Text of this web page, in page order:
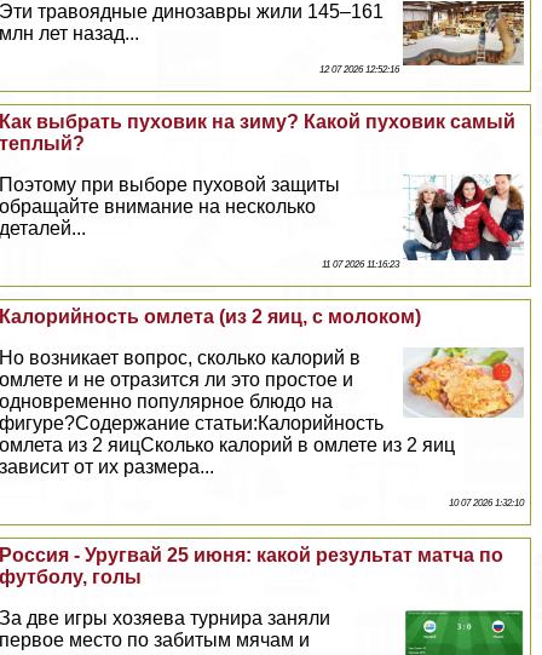
Эти травоядные динозавры жили 145–161
млн лет назад...
12 07 2026 12:52:16
Как выбрать пуховик на зиму? Какой пуховик самый
теплый?
Поэтому при выборе пуховой защиты
обращайте внимание на несколько
деталей...
11 07 2026 11:16:23
Калорийность омлета (из 2 яиц, с молоком)
Но возникает вопрос, сколько калорий в
омлете и не отразится ли это простое и
одновременно популярное блюдо на
фигуре?Содержание статьи:Калорийность
омлета из 2 яицСколько калорий в омлете из 2 яиц
зависит от их размера...
10 07 2026 1:32:10
Россия - Уругвай 25 июня: какой результат матча по
футболу, голы
За две игры хозяева турнира заняли
первое место по забитым мячам и